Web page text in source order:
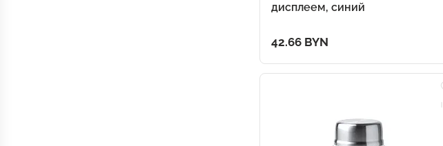
дисплеем, синий
42.66 BYN